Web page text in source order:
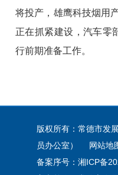
将投产，雄鹰科技烟用
正在抓紧建设，汽车零
行前期准备工作。
版权所有：常德市发
员办公室）
网站地
备案序号： 湘ICP备